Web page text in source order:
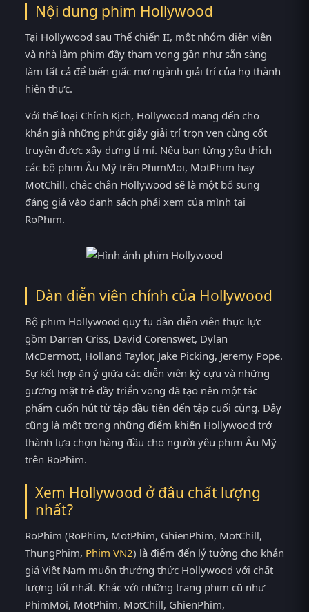
Nội dung phim Hollywood
Tại Hollywood sau Thế chiến II, một nhóm diễn viên
và nhà làm phim đầy tham vọng gần như sẵn sàng
làm tất cả để biến giấc mơ ngành giải trí của họ thành
hiện thực.
Với thể loại Chính Kịch, Hollywood mang đến cho
khán giả những phút giây giải trí trọn vẹn cùng cốt
truyện được xây dựng tỉ mỉ. Nếu bạn từng yêu thích
các bộ phim Âu Mỹ trên PhimMoi, MotPhim hay
MotChill, chắc chắn Hollywood sẽ là một bổ sung
đáng giá vào danh sách phải xem của mình tại
RoPhim.
Dàn diễn viên chính của Hollywood
Bộ phim Hollywood quy tụ dàn diễn viên thực lực
gồm Darren Criss, David Corenswet, Dylan
McDermott, Holland Taylor, Jake Picking, Jeremy Pope.
Sự kết hợp ăn ý giữa các diễn viên kỳ cựu và những
gương mặt trẻ đầy triển vọng đã tạo nên một tác
phẩm cuốn hút từ tập đầu tiên đến tập cuối cùng. Đây
cũng là một trong những điểm khiến Hollywood trở
thành lựa chọn hàng đầu cho người yêu phim Âu Mỹ
trên RoPhim.
Xem Hollywood ở đâu chất lượng
nhất?
RoPhim (RoPhim, MotPhim, GhienPhim, MotChill,
ThungPhim, Phim VN2) là điểm đến lý tưởng cho khán
giả Việt Nam muốn thưởng thức Hollywood với chất
lượng tốt nhất. Khác với những trang phim cũ như
PhimMoi, MotPhim, MotChill, GhienPhim,